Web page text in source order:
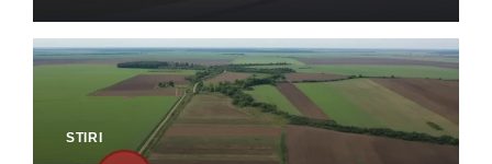
STIRI